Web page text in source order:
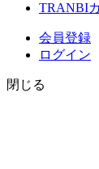
TRANBI
会員登録
ログイン
閉じる